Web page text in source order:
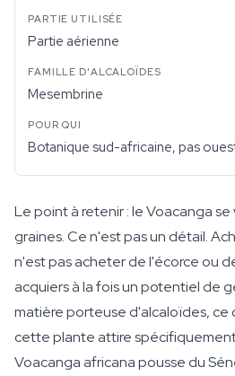
Partie aérienne
Mesembrine
Botanique sud-africaine, pas
Le point à retenir : le Voacanga
graines. Ce n'est pas un détail.
n'est pas acheter de l'écorce ou
acquiers à la fois un potentiel de
matière porteuse d'alcaloïdes, ce
cette plante attire
Voacanga africana pousse du